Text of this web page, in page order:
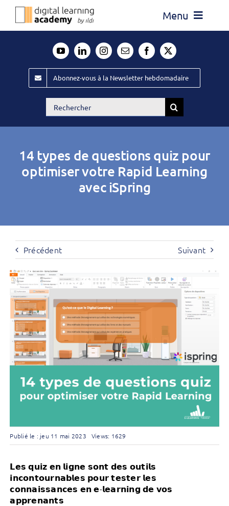
Passer
Menu
Évènements ILDI
Offres d’emploi
Publiez
Abonnez-vous à la Newsletter hebdomadaire
Rechercher:
14 types de questions quiz pour
optimiser votre Rapid Learning
avec iSpring
Précédent Suivant
Publié le : jeu 11 mai 2023 Views: 1629
𝗟𝗲𝘀 𝗾𝘂𝗶𝘇 𝗲𝗻 𝗹𝗶𝗴𝗻𝗲 𝘀𝗼𝗻𝘁 𝗱𝗲𝘀 𝗼𝘂𝘁𝗶𝗹𝘀
𝗶𝗻𝗰𝗼𝗻𝘁𝗼𝘂𝗿𝗻𝗮𝗯𝗹𝗲𝘀 𝗽𝗼𝘂𝗿 𝘁𝗲𝘀𝘁𝗲𝗿 𝗹𝗲𝘀
𝗰𝗼𝗻𝗻𝗮𝗶𝘀𝘀𝗮𝗻𝗰𝗲𝘀 𝗲𝗻 𝗲-𝗹𝗲𝗮𝗿𝗻𝗶𝗻𝗴 𝗱𝗲 𝘃𝗼𝘀
𝗮𝗽𝗽𝗿𝗲𝗻𝗮𝗻𝘁𝘀